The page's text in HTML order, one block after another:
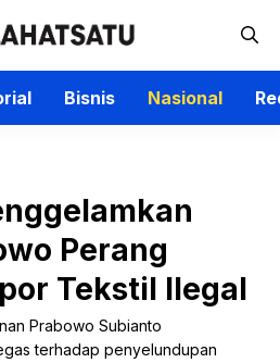
Bisnis Nasional
Perang
Tekstil Ilegal
Prabowo Subianto
terhadap penyelundupan